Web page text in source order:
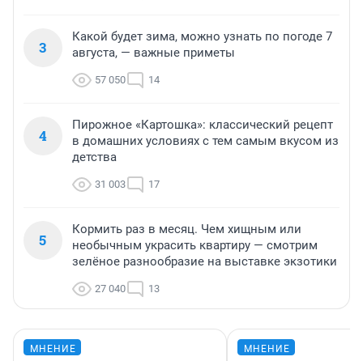
3
Какой будет зима, можно узнать по погоде 7
августа, — важные приметы
57 050 14
4
Пирожное «Картошка»: классический рецепт
в домашних условиях с тем самым вкусом из
детства
31 003 17
5
Кормить раз в месяц. Чем хищным или
необычным украсить квартиру — смотрим
зелёное разнообразие на выставке экзотики
27 040 13
МНЕНИЕ МНЕНИЕ